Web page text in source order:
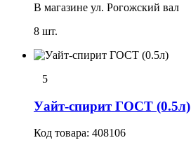
В магазине ул. Рогожский вал
8 шт.
5
Уайт-спирит ГОСТ (0.5л)
Код товара: 408106